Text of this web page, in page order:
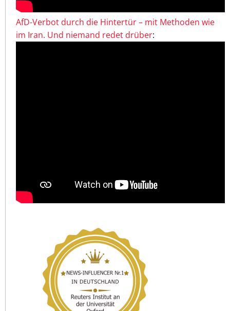
AfD-Verbot durch die Hintertür – mit Methoden wie
im Iran. Und niemand redet drüber: